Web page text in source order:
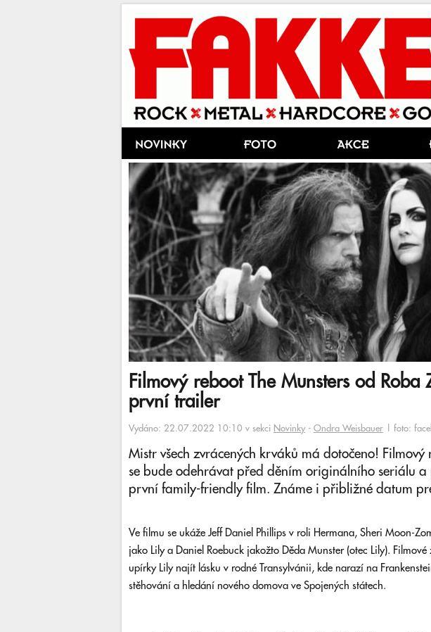
Filmový reboot The Munsters od Roba
první trailer
Vydáno: 22.07.2022 10:10 v sekci Novinky - Ondra Weisbauer | foto:
Mistr všech zvrácených krváků má dotočeno! Filmový
se bude odehrávat před děním originálního seriálu a
první family-friendly film. Známe i přibližné datum
Ve filmu se ukáže Jeff Daniel Phillips v roli Hermana, Sheri Moon-
jako Lily a Daniel Roebuck jakožto Děda Munster (otec Lily).
upírky Lily najít lásku v rodné Transylvánii, kde narazí na
stěhování a hledání nového domova ve Spojených státech.